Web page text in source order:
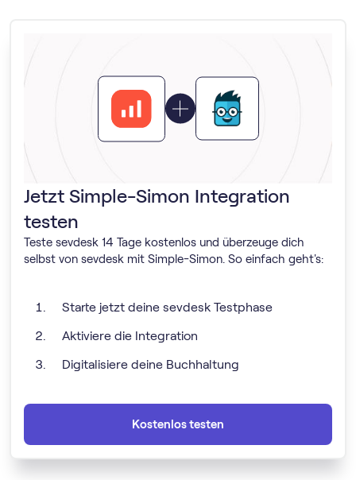
Jetzt Simple-Simon Integration
testen
Teste sevdesk 14 Tage kostenlos und überzeuge dich
selbst von sevdesk mit Simple-Simon. So einfach geht's:
Starte jetzt deine sevdesk Testphase
Aktiviere die Integration
Digitalisiere deine Buchhaltung
Kostenlos testen